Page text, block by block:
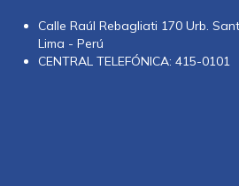
Calle Raúl Rebagliati 170 Urb.
Lima - Perú
CENTRAL TELEFÓNICA: 415-0101